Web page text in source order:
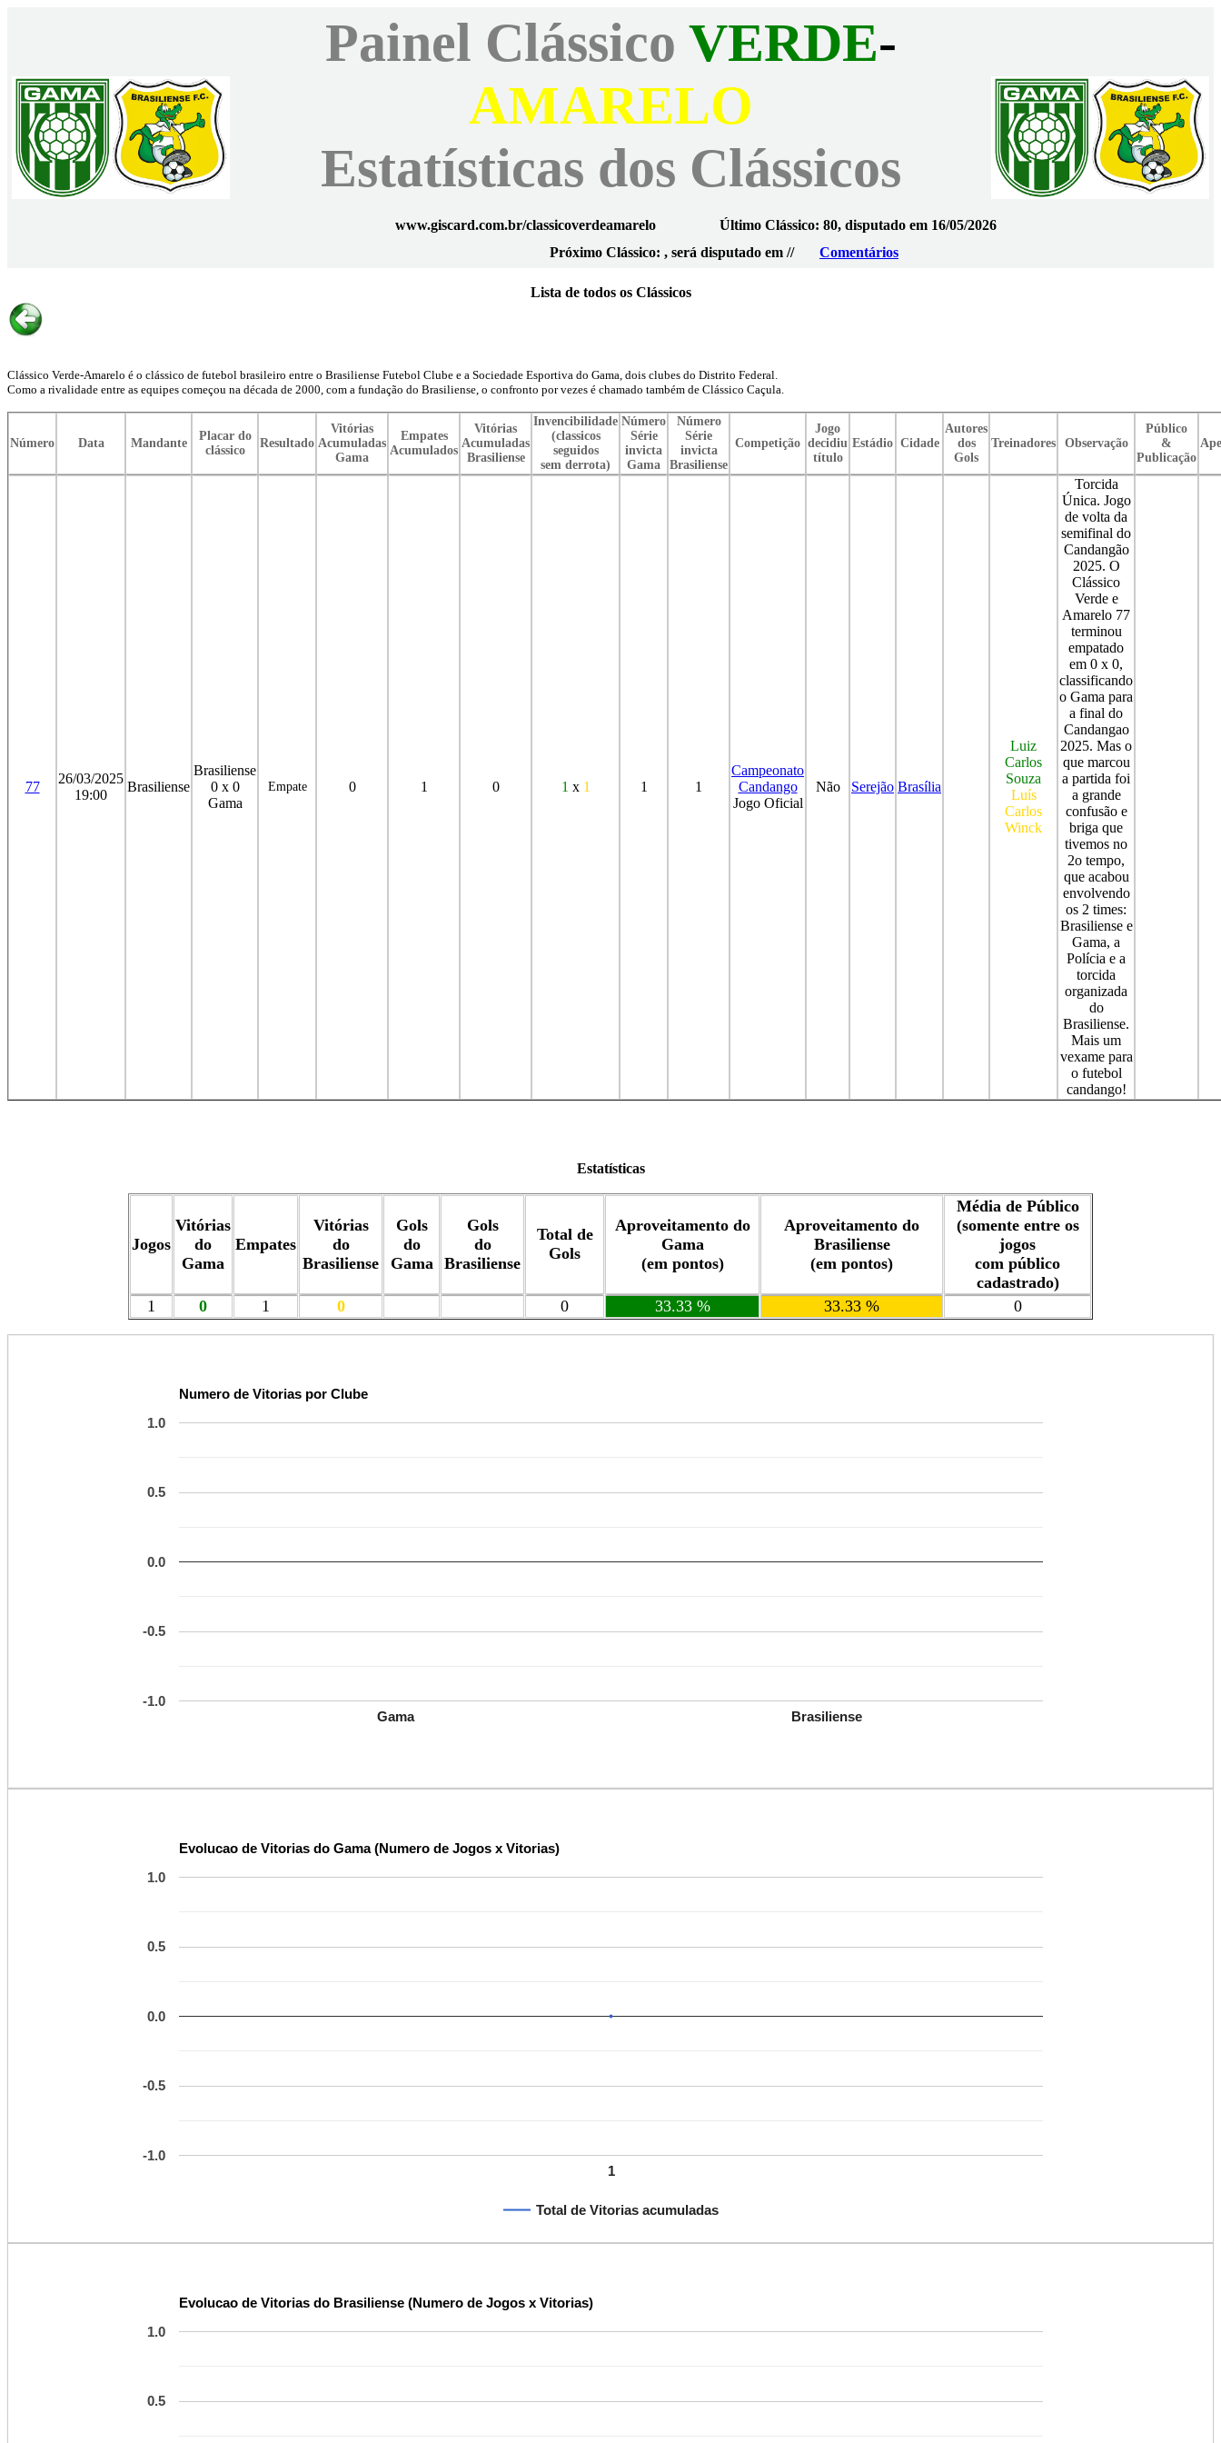
Painel Clássico VERDE-
AMARELO
Estatísticas dos Clássicos
www.giscard.com.br/classicoverdeamarelo
Último Clássico: 80, disputado em 16/05/2026
Próximo Clássico: , será disputado em //
Comentários
Lista de todos os Clássicos
Clássico Verde-Amarelo é o clássico de futebol brasileiro entre o Brasiliense Futebol Clube e a Sociedade Esportiva do Gama, dois clubes do Distrito Federal.
Como a rivalidade entre as equipes começou na década de 2000, com a fundação do Brasiliense, o confronto por vezes é chamado também de Clássico Caçula.
Número Data Mandante
Placar do
clássico
Resultado
Vitórias
Acumuladas
Gama
Empates
Acumulados
Vitórias
Acumuladas
Brasiliense
Invencibilidade
(classicos
seguidos
sem derrota)
Número
Série
invicta
Gama
Número
Série
invicta
Brasiliense
Competição
Jogo
decidiu
título
Estádio Cidade
Autores
dos
Gols
Treinadores Observação
Público
&
Publicação
77
26/03/2025
19:00
Brasiliense
Brasiliense
0 x 0
Gama
Empate 0 1 0 1 x 1 1 1
Campeonato
Candango
Jogo Oficial
Não Serejão Brasília
Luiz
Carlos
Souza
Luís
Carlos
Winck
Torcida
Única. Jogo
de volta da
semifinal do
Candangão
2025. O
Clássico
Verde e
Amarelo 77
terminou
empatado
em 0 x 0,
classificando
o Gama para
a final do
Candangao
2025. Mas o
que marcou
a partida foi
a grande
confusão e
briga que
tivemos no
2o tempo,
que acabou
envolvendo
os 2 times:
Brasiliense e
Gama, a
Polícia e a
torcida
organizada
do
Brasiliense.
Mais um
vexame para
o futebol
candango!
Estatísticas
Jogos
Vitórias
do
Gama
Empates
Vitórias
do
Brasiliense
Gols
do
Gama
Gols
do
Brasiliense
Total de
Gols
Aproveitamento do
Gama
(em pontos)
Aproveitamento do
Brasiliense
(em pontos)
Média de Público
(somente entre os
jogos
com público
cadastrado)
1
0 1 0 0 33.33 % 33.33 % 0
Numero de Vitorias por Clube
Gama Brasiliense
-1.0
-0.5
0.0
0.5
1.0
Evolucao de Vitorias do Gama (Numero de Jogos x Vitorias)
Total de Vitorias acumuladas
1
-1.0
-0.5
0.0
0.5
1.0
Evolucao de Vitorias do Brasiliense (Numero de Jogos x Vitorias)
0.5
1.0